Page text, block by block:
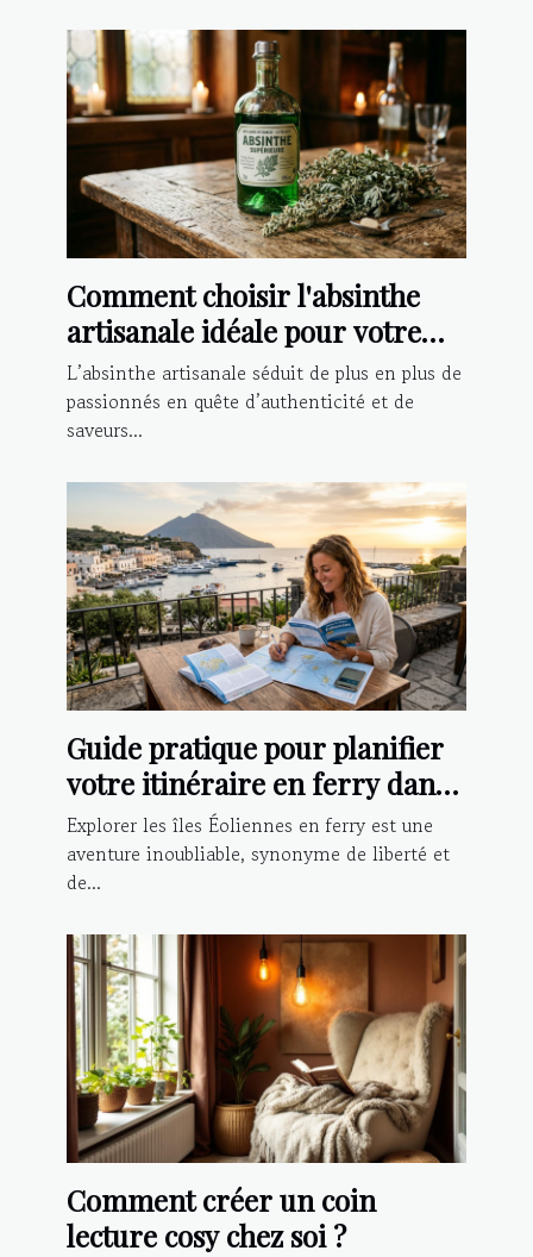
Comment choisir l'absinthe
artisanale idéale pour votre
palais ?
L’absinthe artisanale séduit de plus en plus de
passionnés en quête d’authenticité et de
saveurs...
Guide pratique pour planifier
votre itinéraire en ferry dans
les îles Éoliennes
Explorer les îles Éoliennes en ferry est une
aventure inoubliable, synonyme de liberté et
de...
Comment créer un coin
lecture cosy chez soi ?